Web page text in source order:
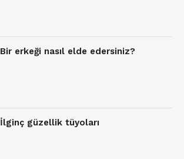
Bir erkeği nasıl elde edersiniz?
İlginç güzellik tüyoları